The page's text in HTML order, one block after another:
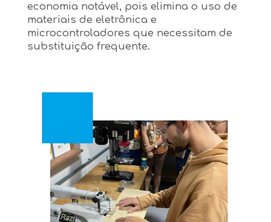
economia notável, pois elimina o uso de
materiais de eletrônica e
microcontroladores que necessitam de
substituição frequente.